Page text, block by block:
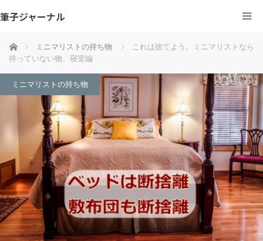
筆子ジャーナル
ホーム ミニマリストの持ち物
これは捨てよう。ミニマリストなら
持っていない物、寝室編
ミニマリストの持ち物